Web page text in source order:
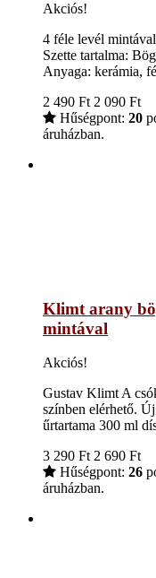
Akciós!
4 féle levél
Szette tartalma:
Anyaga: kerámia,
2 490 Ft 2 090 Ft
Hűségpont: 20
áruházban.
Klimt arany
mintával
Akciós!
Gustav Klimt A
színben elérhető.
űrtartama 300 ml
3 290 Ft 2 690 Ft
Hűségpont: 26
áruházban.